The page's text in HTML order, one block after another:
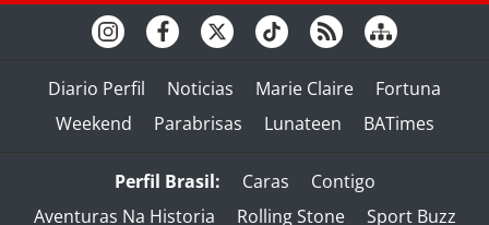
Diario Perfil Noticias Marie Claire
Fortuna
Weekend
Parabrisas Lunateen BATimes
Perfil Brasil: Caras
Contigo
Aventuras Na Historia
Rolling Stone
Sport Buzz